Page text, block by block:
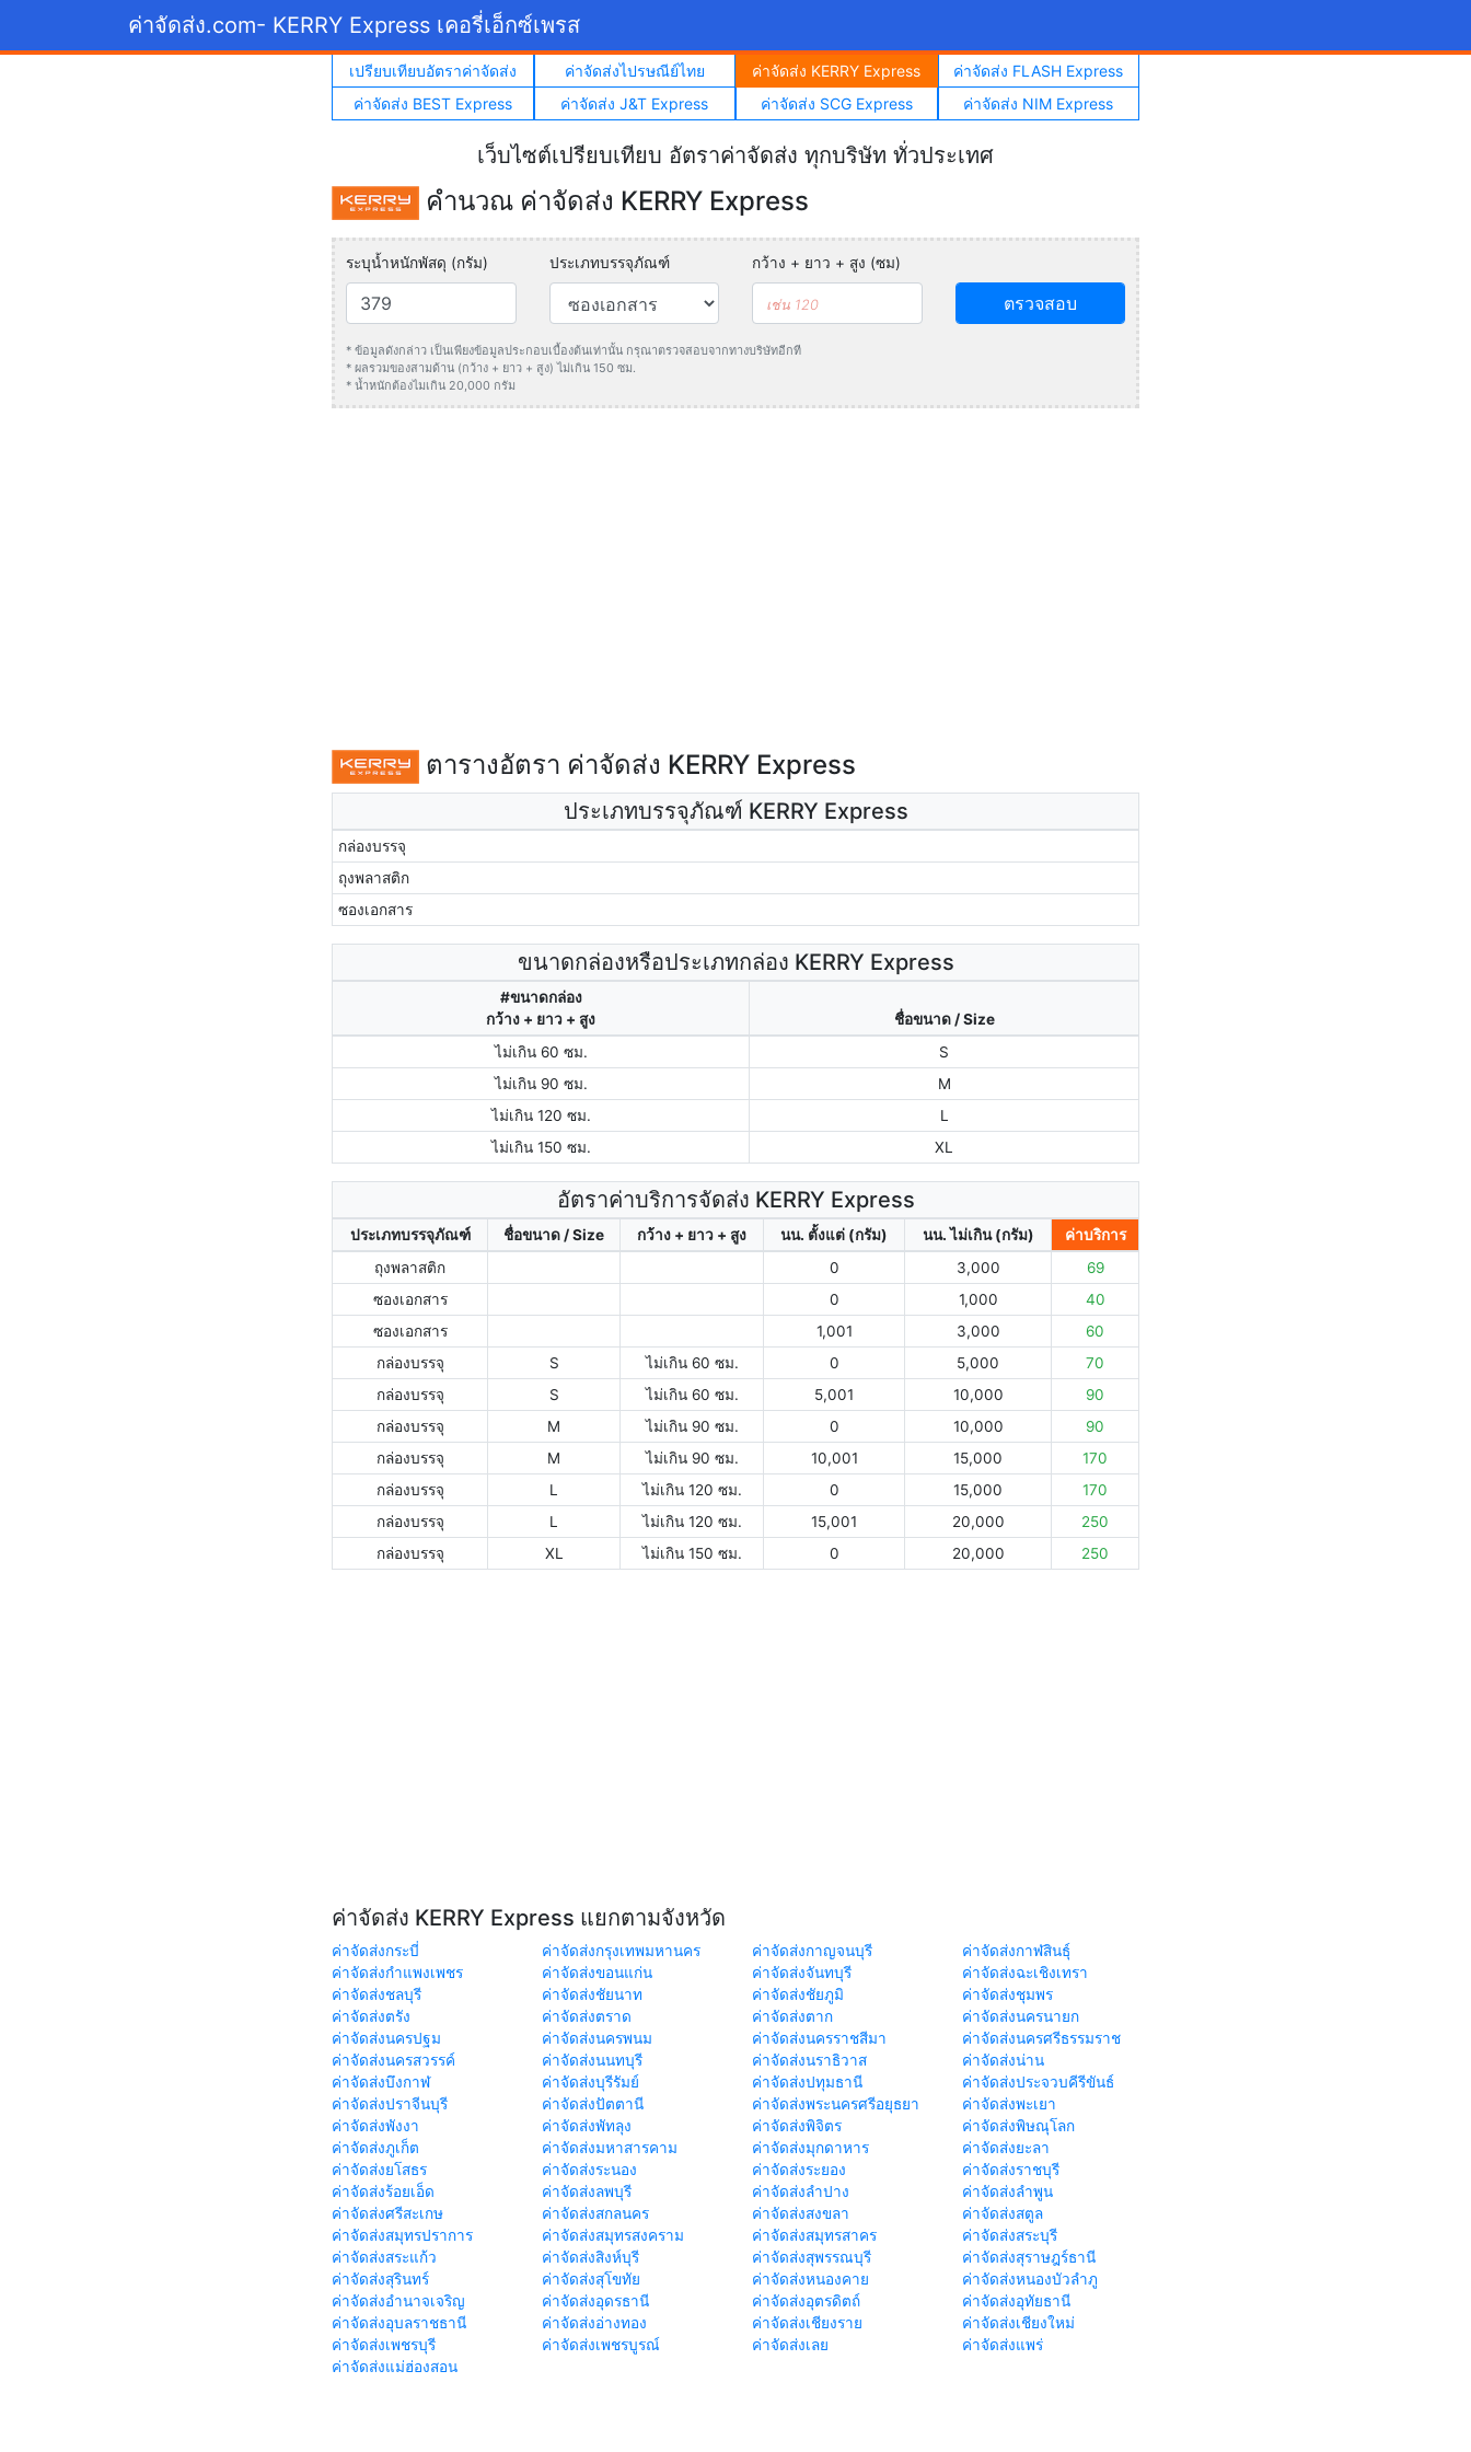
ค่าจัดส่ง.com- KERRY Express เคอรี่เอ็กซ์เพรส
เปรียบเทียบอัตราค่าจัดส่ง ค่าจัดส่งไปรษณีย์ไทย ค่าจัดส่ง KERRY Express
ค่าจัดส่ง FLASH Express
ค่าจัดส่ง BEST Express
ค่าจัดส่ง J&T Express ค่าจัดส่ง SCG Express ค่าจัดส่ง NIM Express
เว็บไซต์เปรียบเทียบ อัตราค่าจัดส่ง ทุกบริษัท ทั่วประเทศ
คำนวณ ค่าจัดส่ง KERRY Express
ระบุน้ำหนักพัสดุ (กรัม) ประเภทบรรจุภัณฑ์ กว้าง + ยาว + สูง (ซม)
ตรวจสอบ
* ข้อมูลดังกล่าว เป็นเพียงข้อมูลประกอบเบื้องต้นเท่านั้น กรุณาตรวจสอบจากทางบริษัทอีกที
* ผลรวมของสามด้าน (กว้าง + ยาว + สูง) ไม่เกิน 150 ซม.
* น้ำหนักต้องไมเกิน 20,000 กรัม
ตารางอัตรา ค่าจัดส่ง KERRY Express
ประเภทบรรจุภัณฑ์ KERRY Express
กล่องบรรจุ
ถุงพลาสติก
ซองเอกสาร
ขนาดกล่องหรือประเภทกล่อง KERRY Express
#ขนาดกล่อง
กว้าง + ยาว + สูง
ชื่อขนาด / Size
ไม่เกิน 60 ซม.
S
ไม่เกิน 90 ซม.
M
ไม่เกิน 120 ซม.
L
ไม่เกิน 150 ซม.
XL
อัตราค่าบริการจัดส่ง KERRY Express
ประเภทบรรจุภัณฑ์ ชื่อขนาด / Size กว้าง + ยาว + สูง นน. ตั้งแต่ (กรัม) นน. ไม่เกิน (กรัม)
ค่าบริการ
ถุงพลาสติก
0 3,000
69
ซองเอกสาร
0 1,000
40
ซองเอกสาร
1,001 3,000
60
กล่องบรรจุ
S ไม่เกิน 60 ซม. 0 5,000
70
กล่องบรรจุ
S ไม่เกิน 60 ซม. 5,001 10,000
90
กล่องบรรจุ
M ไม่เกิน 90 ซม. 0 10,000
90
กล่องบรรจุ
M ไม่เกิน 90 ซม. 10,001 15,000
170
กล่องบรรจุ
L ไม่เกิน 120 ซม. 0 15,000
170
กล่องบรรจุ
L ไม่เกิน 120 ซม. 15,001 20,000
250
กล่องบรรจุ
XL ไม่เกิน 150 ซม. 0 20,000 250
ค่าจัดส่ง KERRY Express แยกตามจังหวัด
ค่าจัดส่งกระบี่ ค่าจัดส่งกรุงเทพมหานคร ค่าจัดส่งกาญจนบุรี
ค่าจัดส่งกาฬสินธุ์
ค่าจัดส่งกำแพงเพชร
ค่าจัดส่งขอนแก่น ค่าจัดส่งจันทบุรี
ค่าจัดส่งฉะเชิงเทรา
ค่าจัดส่งชลบุรี
ค่าจัดส่งชัยนาท ค่าจัดส่งชัยภูมิ
ค่าจัดส่งชุมพร
ค่าจัดส่งตรัง
ค่าจัดส่งตราด ค่าจัดส่งตาก
ค่าจัดส่งนครนายก
ค่าจัดส่งนครปฐม
ค่าจัดส่งนครพนม ค่าจัดส่งนครราชสีมา
ค่าจัดส่งนครศรีธรรมราช
ค่าจัดส่งนครสวรรค์
ค่าจัดส่งนนทบุรี ค่าจัดส่งนราธิวาส
ค่าจัดส่งน่าน
ค่าจัดส่งบึงกาฬ
ค่าจัดส่งบุรีรัมย์ ค่าจัดส่งปทุมธานี
ค่าจัดส่งประจวบคีรีขันธ์
ค่าจัดส่งปราจีนบุรี
ค่าจัดส่งปัตตานี ค่าจัดส่งพระนครศรีอยุธยา
ค่าจัดส่งพะเยา
ค่าจัดส่งพังงา
ค่าจัดส่งพัทลุง ค่าจัดส่งพิจิตร
ค่าจัดส่งพิษณุโลก
ค่าจัดส่งภูเก็ต
ค่าจัดส่งมหาสารคาม ค่าจัดส่งมุกดาหาร
ค่าจัดส่งยะลา
ค่าจัดส่งยโสธร
ค่าจัดส่งระนอง ค่าจัดส่งระยอง
ค่าจัดส่งราชบุรี
ค่าจัดส่งร้อยเอ็ด
ค่าจัดส่งลพบุรี ค่าจัดส่งลำปาง
ค่าจัดส่งลำพูน
ค่าจัดส่งศรีสะเกษ
ค่าจัดส่งสกลนคร ค่าจัดส่งสงขลา
ค่าจัดส่งสตูล
ค่าจัดส่งสมุทรปราการ
ค่าจัดส่งสมุทรสงคราม ค่าจัดส่งสมุทรสาคร
ค่าจัดส่งสระบุรี
ค่าจัดส่งสระแก้ว
ค่าจัดส่งสิงห์บุรี ค่าจัดส่งสุพรรณบุรี
ค่าจัดส่งสุราษฎร์ธานี
ค่าจัดส่งสุรินทร์
ค่าจัดส่งสุโขทัย ค่าจัดส่งหนองคาย
ค่าจัดส่งหนองบัวลำภู
ค่าจัดส่งอำนาจเจริญ
ค่าจัดส่งอุดรธานี ค่าจัดส่งอุตรดิตถ์
ค่าจัดส่งอุทัยธานี
ค่าจัดส่งอุบลราชธานี
ค่าจัดส่งอ่างทอง ค่าจัดส่งเชียงราย
ค่าจัดส่งเชียงใหม่
ค่าจัดส่งเพชรบุรี
ค่าจัดส่งเพชรบูรณ์ ค่าจัดส่งเลย
ค่าจัดส่งแพร่
ค่าจัดส่งแม่ฮ่องสอน